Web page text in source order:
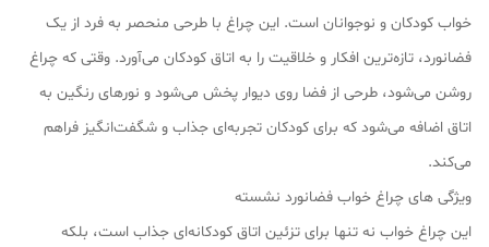
خواب کودکان و نوجوانان است. این چراغ با طرحی منحصر به فرد از یک
فضانورد، تازه‌ترین افکار و خلاقیت را به اتاق کودکان می‌آورد. وقتی که چراغ
روشن می‌شود، طرحی از فضا روی دیوار پخش می‌شود و نورهای رنگین به
اتاق اضافه می‌شود که برای کودکان تجربه‌ای جذاب و شگفت‌انگیز فراهم
می‌کند.
ویژگی های چراغ خواب فضانورد نشسته
این چراغ خواب نه تنها برای تزئین اتاق کودکانه‌ای جذاب است، بلکه